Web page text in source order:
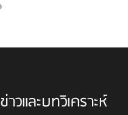
ข่าวและบทวิเคราะห์